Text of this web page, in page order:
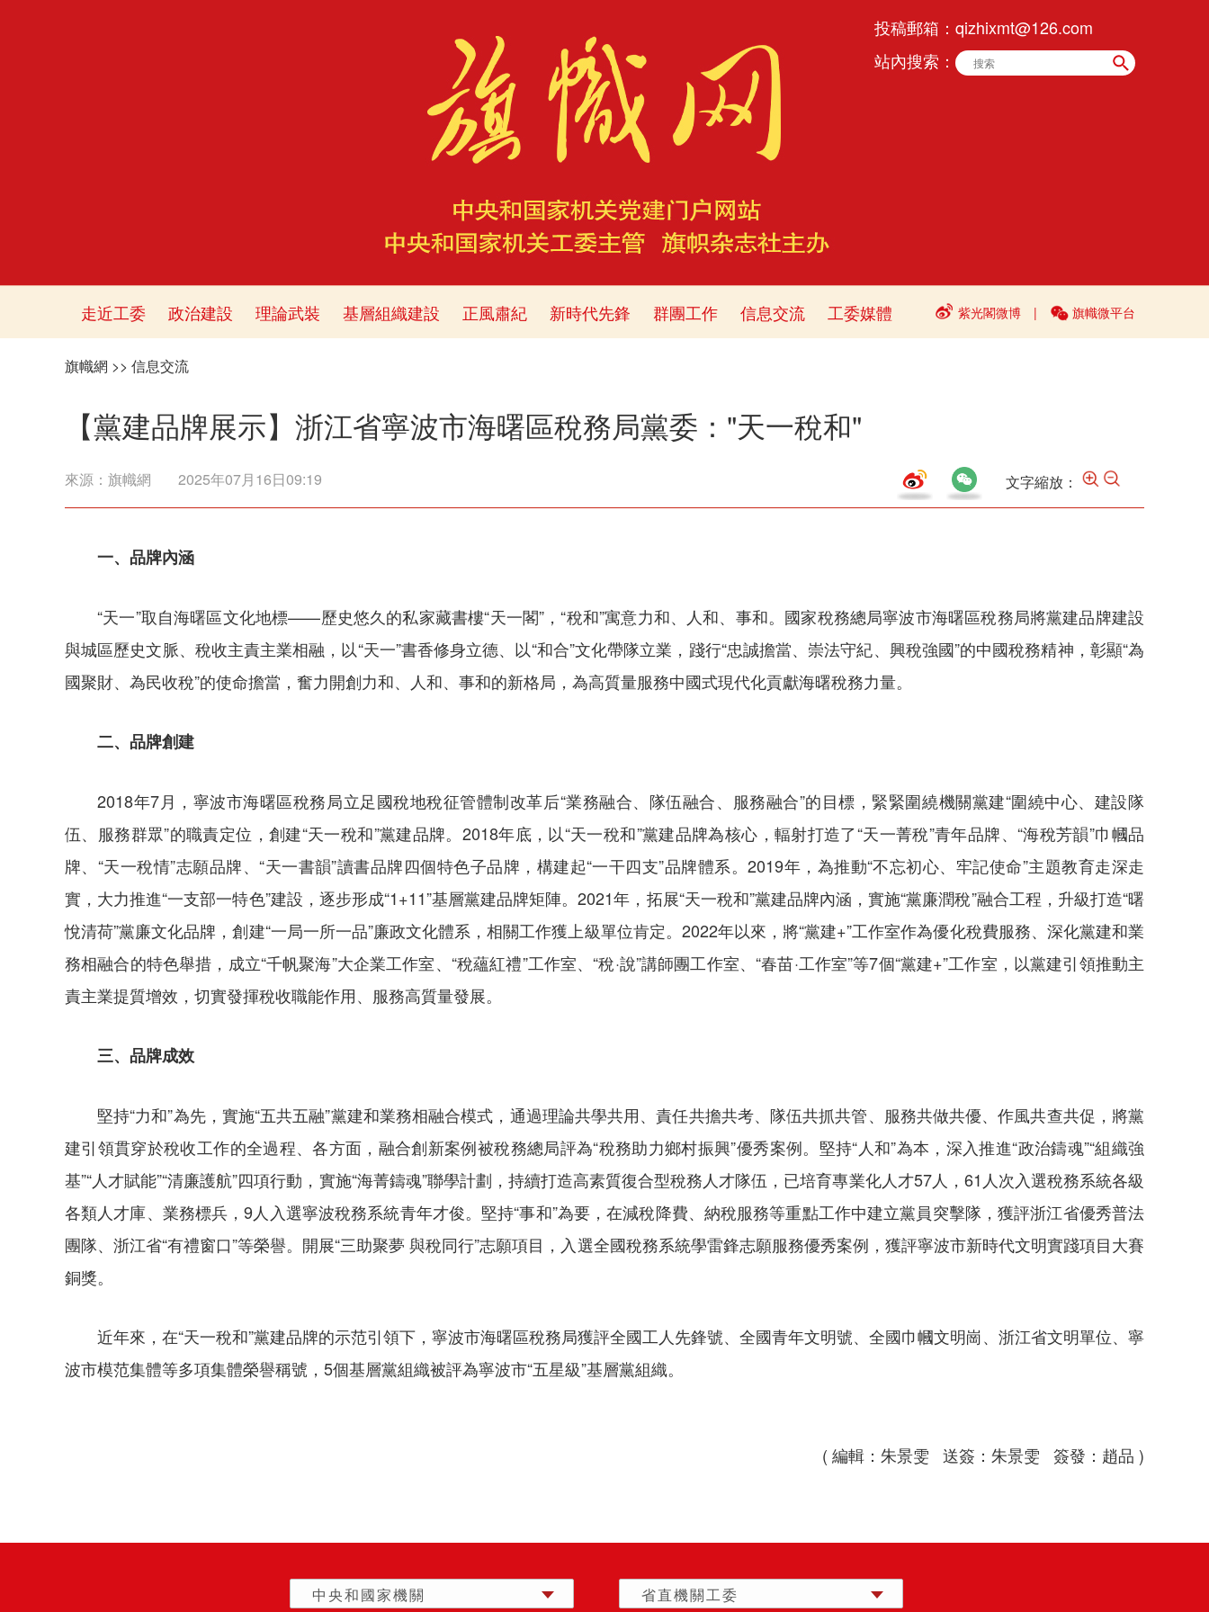
投稿郵箱： qizhixmt@126.com
站內搜索：
走近工委 政治建設 理論武裝 基層組織建設 正風肅紀 新時代先鋒 群團工作 信息交流 工委媒體 紫光閣微博 | 旗幟微平台
旗幟網 >> 信息交流
【黨建品牌展示】浙江省寧波市海曙區稅務局黨委："天一稅和"
來源： 旗幟網 2025年07月16日09:19 文字縮放：
一、品牌內涵
“天一”取自海曙區文化地標——歷史悠久的私家藏書樓“天一閣”，“稅和”寓意力和、人和、事和。國家稅務總局寧波市海曙區稅務局將黨建品牌建設
與城區歷史文脈、稅收主責主業相融，以“天一”書香修身立德、以“和合”文化帶隊立業，踐行“忠誠擔當、崇法守紀、興稅強國”的中國稅務精神，彰顯“為
國聚財、為民收稅”的使命擔當，奮力開創力和、人和、事和的新格局，為高質量服務中國式現代化貢獻海曙稅務力量。
二、品牌創建
2018年7月，寧波市海曙區稅務局立足國稅地稅征管體制改革后“業務融合、隊伍融合、服務融合”的目標，緊緊圍繞機關黨建“圍繞中心、建設隊
伍、服務群眾”的職責定位，創建“天一稅和”黨建品牌。2018年底，以“天一稅和”黨建品牌為核心，輻射打造了“天一菁稅”青年品牌、“海稅芳韻”巾幗品
牌、“天一稅情”志願品牌、“天一書韻”讀書品牌四個特色子品牌，構建起“一干四支”品牌體系。2019年，為推動“不忘初心、牢記使命”主題教育走深走
實，大力推進“一支部一特色”建設，逐步形成“1+11”基層黨建品牌矩陣。2021年，拓展“天一稅和”黨建品牌內涵，實施“黨廉潤稅”融合工程，升級打造“曙
悅清荷”黨廉文化品牌，創建“一局一所一品”廉政文化體系，相關工作獲上級單位肯定。2022年以來，將“黨建+”工作室作為優化稅費服務、深化黨建和業
務相融合的特色舉措，成立“千帆聚海”大企業工作室、“稅蘊紅禮”工作室、“稅·說”講師團工作室、“春苗·工作室”等7個“黨建+”工作室，以黨建引領推動主
責主業提質增效，切實發揮稅收職能作用、服務高質量發展。
三、品牌成效
堅持“力和”為先，實施“五共五融”黨建和業務相融合模式，通過理論共學共用、責任共擔共考、隊伍共抓共管、服務共做共優、作風共查共促，將黨
建引領貫穿於稅收工作的全過程、各方面，融合創新案例被稅務總局評為“稅務助力鄉村振興”優秀案例。堅持“人和”為本，深入推進“政治鑄魂”“組織強
基”“人才賦能”“清廉護航”四項行動，實施“海菁鑄魂”聯學計劃，持續打造高素質復合型稅務人才隊伍，已培育專業化人才57人，61人次入選稅務系統各級
各類人才庫、業務標兵，9人入選寧波稅務系統青年才俊。堅持“事和”為要，在減稅降費、納稅服務等重點工作中建立黨員突擊隊，獲評浙江省優秀普法
團隊、浙江省“有禮窗口”等榮譽。開展“三助聚夢 與稅同行”志願項目，入選全國稅務系統學雷鋒志願服務優秀案例，獲評寧波市新時代文明實踐項目大賽
銅獎。
近年來，在“天一稅和”黨建品牌的示范引領下，寧波市海曙區稅務局獲評全國工人先鋒號、全國青年文明號、全國巾幗文明崗、浙江省文明單位、寧
波市模范集體等多項集體榮譽稱號，5個基層黨組織被評為寧波市“五星級”基層黨組織。
( 編輯：朱景雯 送簽：朱景雯 簽發：趙品 )
中央和國家機關 省直機關工委